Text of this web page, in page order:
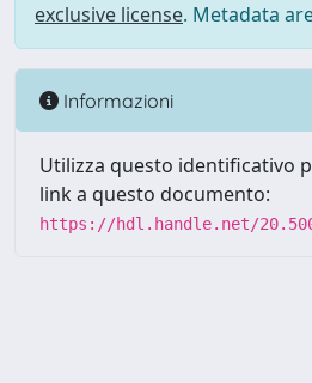
exclusive license. Metadata
Informazioni
Utilizza questo identificativo
link a questo documento:
https://hdl.handle.net/